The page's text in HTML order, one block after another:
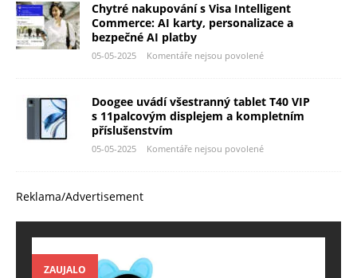
Chytré nakupování s Visa Intelligent
Commerce: AI karty, personalizace a
bezpečné AI platby
05-05-2025 Komentáře nejsou povolené
Doogee uvádí všestranný tablet T40 VIP
s 11palcovým displejem a kompletním
příslušenstvím
05-05-2025 Komentáře nejsou povolené
Reklama/Advertisement
ZAUJALO